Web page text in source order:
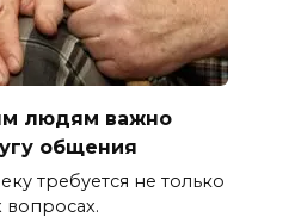
людям важно
общения
требуется не только